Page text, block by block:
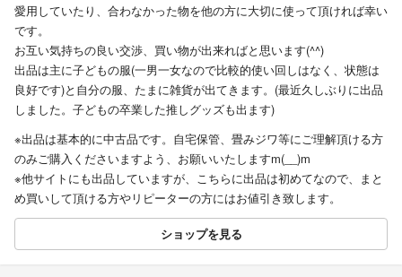
愛用していたり、合わなかった物を他の方に大切に使って頂ければ幸い
です。
お互い気持ちの良い交渉、買い物が出来ればと思います(^^)
出品は主に子どもの服(一男一女なので比較的使い回しはなく、状態は
良好です)と自分の服、たまに雑貨が出てきます。(最近久しぶりに出品
しました。子どもの卒業した推しグッズも出ます)
※出品は基本的に中古品です。自宅保管、畳みジワ等にご理解頂ける方
のみご購入くださいますよう、お願いいたしますm(__)m
※他サイトにも出品していますが、こちらに出品は初めてなので、まと
め買いして頂ける方やリピーターの方にはお値引き致します。
ショップを見る